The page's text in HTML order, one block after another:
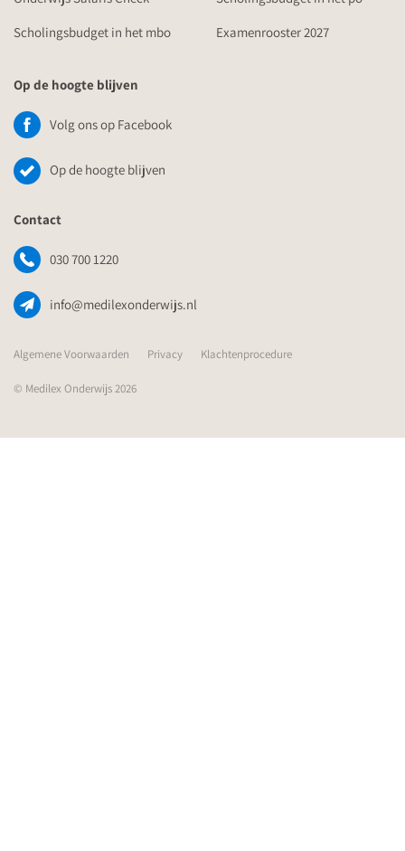
Scholingsbudget in het mbo
Examenrooster 2027
Op de hoogte blijven
Volg ons op Facebook
Op de hoogte blijven
Contact
030 700 1220
info@medilexonderwijs.nl
Algemene Voorwaarden Privacy Klachtenprocedure
© Medilex Onderwijs 2026